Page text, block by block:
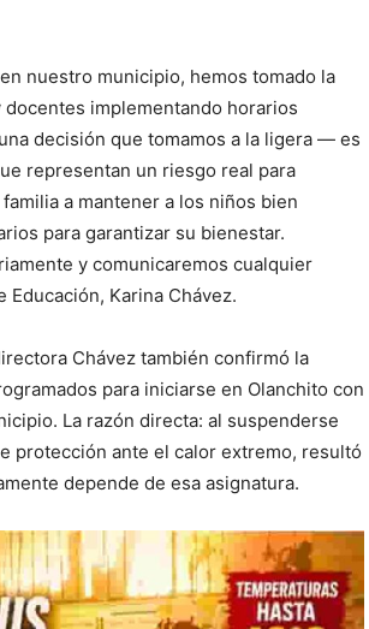
nuestro municipio, hemos tomado la
implementando horarios
decisión que tomamos a la ligera — es
representan un riesgo real para
a mantener a los niños bien
para garantizar su bienestar.
y comunicaremos cualquier
Karina Chávez.
Chávez también confirmó la
para iniciarse en Olanchito con
La razón directa: al suspenderse
protección ante el calor extremo, resultó
depende de esa asignatura.